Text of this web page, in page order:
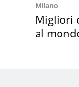
Milano
Migliori
al